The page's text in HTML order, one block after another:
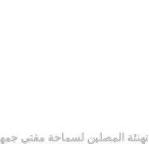
تهنئة المصلين لسماحة مفتي